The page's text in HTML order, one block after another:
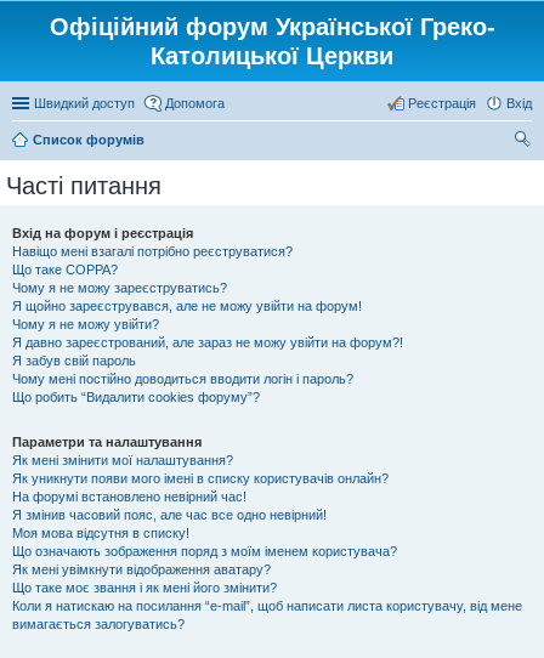
Офіційний форум Української Греко-
Католицької Церкви
Швидкий доступ Допомога Вхід
Реєстрація
Список форумів
Часті питання
Вхід на форум і реєстрація
Навіщо мені взагалі потрібно реєструватися?
Що таке COPPA?
Чому я не можу зареєструватись?
Я щойно зареєструвався, але не можу увійти на форум!
Чому я не можу увійти?
Я давно зареєстрований, але зараз не можу увійти на форум?!
Я забув свій пароль
Чому мені постійно доводиться вводити логін і пароль?
Що робить “Видалити cookies форуму”?
Параметри та налаштування
Як мені змінити мої налаштування?
Як уникнути появи мого імені в списку користувачів онлайн?
На форумі встановлено невірний час!
Я змінив часовий пояс, але час все одно невірний!
Моя мова відсутня в списку!
Що означають зображення поряд з моїм іменем користувача?
Як мені увімкнути відображення аватару?
Що таке моє звання і як мені його змінити?
Коли я натискаю на посилання “e-mail”, щоб написати листа користувачу, від мене
вимагається залогуватись?